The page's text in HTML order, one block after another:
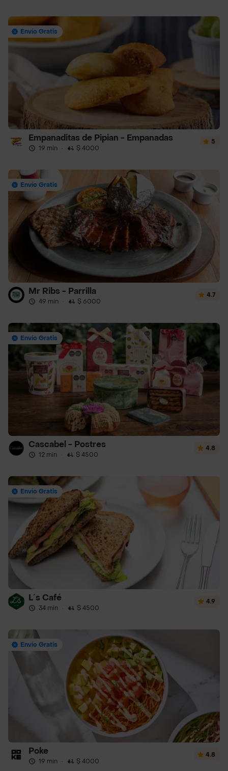
Envío Gratis
Empanaditas de Pipian - Empanadas
19 min · $ 4000
5
Envío Gratis
Mr Ribs - Parrilla
49 min · $ 6000
4.7
Envío Gratis
Cascabel - Postres
12 min · $ 4500
4.8
Envío Gratis
L´s Café
34 min · $ 4500
4.9
Envío Gratis
Poke
19 min · $ 4000
4.8